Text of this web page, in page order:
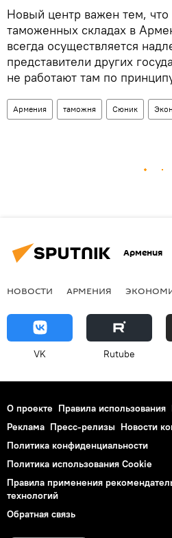
Новый центр важен тем, что
таможенных складах в
всегда осуществляется
представители других
не работают там по
Армения таможня Сюник
Армения
НОВОСТИ АРМЕНИЯ
VK Rutube
О проекте Правила использования
Реклама Пресс-релизы Новости
Политика конфиденциальности
Политика использования Cookie
Правила применения
технологий
Обратная связь